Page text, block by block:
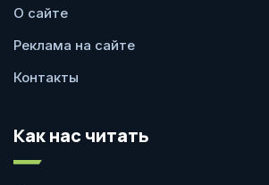
О сайте
Реклама на сайте
Контакты
Как нас читать